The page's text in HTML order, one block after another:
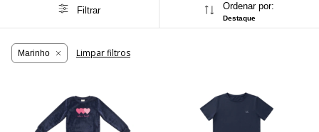
Filtrar Ordenar por:
Destaque
Marinho Limpar filtros